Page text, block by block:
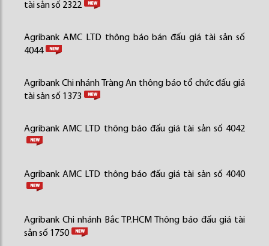
tài sản số 2322
Agribank AMC LTD thông báo bán đấu giá tài sản số
4044
Agribank Chi nhánh Tràng An thông báo tổ chức đấu giá
tài sản số 1373
Agribank AMC LTD thông báo đấu giá tài sản số 4042
Agribank AMC LTD thông báo đấu giá tài sản số 4040
Agribank Chi nhánh Bắc TP.HCM Thông báo đấu giá tài
sản số 1750